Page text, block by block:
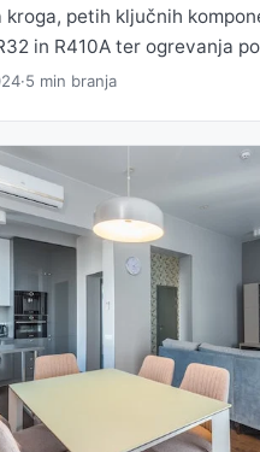
kroga, petih ključnih
in R410A ter ogrevanja
·5 min branja